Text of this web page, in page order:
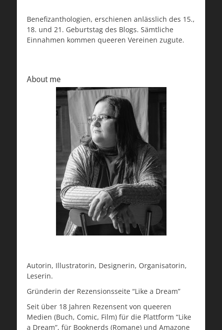
Benefizanthologien, erschienen anlässlich des 15.,
18. und 21. Geburtstag des Blogs. Sämtliche
Einnahmen kommen queeren Vereinen zugute.
About me
Autorin, Illustratorin, Designerin, Organisatorin,
Leserin.
Gründerin der Rezensionsseite “Like a Dream”
Seit über 18 Jahren Rezensent von queeren
Medien (Buch, Comic, Film) für die Plattform “Like
a Dream”, für Booknerds (Romane) und Amazone